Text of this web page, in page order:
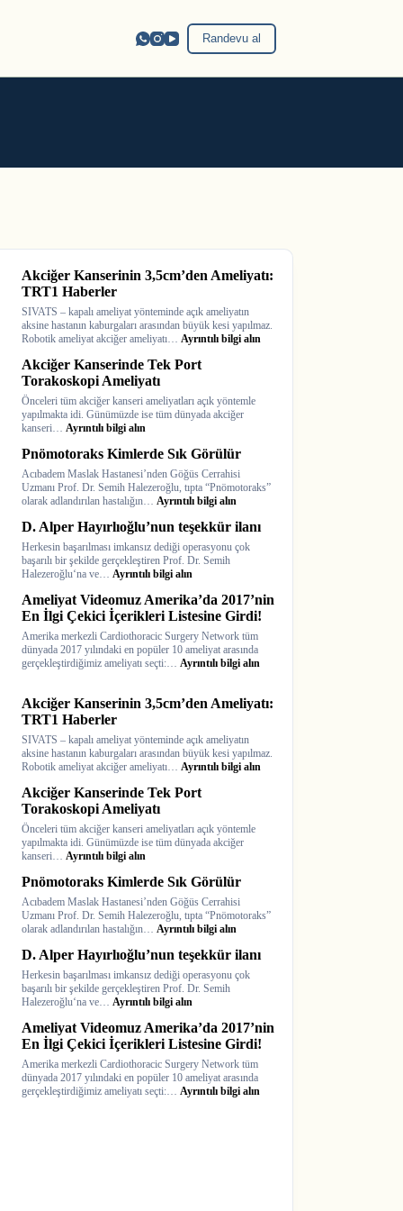
Randevu al
Akciğer Kanserinin 3,5cm’den Ameliyatı:
TRT1 Haberler
SIVATS – kapalı ameliyat yönteminde açık ameliyatın
aksine hastanın kaburgaları arasından büyük kesi yapılmaz.
Robotik ameliyat akciğer ameliyatı… Ayrıntılı bilgi alın
Akciğer Kanserinde Tek Port
Torakoskopi Ameliyatı
Önceleri tüm akciğer kanseri ameliyatları açık yöntemle
yapılmakta idi. Günümüzde ise tüm dünyada akciğer
kanseri… Ayrıntılı bilgi alın
Kanserinde
Tek
Port
Torakoskopi
Ameliyatı
Pnömotoraks Kimlerde Sık Görülür
Acıbadem Maslak Hastanesi’nden Göğüs Cerrahisi
Uzmanı Prof. Dr. Semih Halezeroğlu, tıpta “Pnömotoraks”
olarak adlandırılan hastalığın… Ayrıntılı bilgi alın
Kimlerde
Sık
Görülür
D. Alper Hayırlıoğlu’nun teşekkür ilanı
Herkesin başarılması imkansız dediği operasyonu çok
başarılı bir şekilde gerçekleştiren Prof. Dr. Semih
Halezeroğlu‘na ve… Ayrıntılı bilgi alın
Alper
Hayırlıoğlu’nun
ilanı
Ameliyat Videomuz Amerika’da 2017’nin
En İlgi Çekici İçerikleri Listesine Girdi!
Amerika merkezli Cardiothoracic Surgery Network tüm
dünyada 2017 yılındaki en popüler 10 ameliyat arasında
gerçekleştirdiğimiz ameliyatı seçti:… Ayrıntılı bilgi alın
Amerika’da
Çekici
İçerikleri
Akciğer Kanserinin 3,5cm’den Ameliyatı:
TRT1 Haberler
SIVATS – kapalı ameliyat yönteminde açık ameliyatın
aksine hastanın kaburgaları arasından büyük kesi yapılmaz.
Robotik ameliyat akciğer ameliyatı… Ayrıntılı bilgi alın
Akciğer Kanserinde Tek Port
Torakoskopi Ameliyatı
Önceleri tüm akciğer kanseri ameliyatları açık yöntemle
yapılmakta idi. Günümüzde ise tüm dünyada akciğer
kanseri… Ayrıntılı bilgi alın
Kanserinde
Tek
Port
Torakoskopi
Ameliyatı
Pnömotoraks Kimlerde Sık Görülür
Acıbadem Maslak Hastanesi’nden Göğüs Cerrahisi
Uzmanı Prof. Dr. Semih Halezeroğlu, tıpta “Pnömotoraks”
olarak adlandırılan hastalığın… Ayrıntılı bilgi alın
Kimlerde
Sık
Görülür
D. Alper Hayırlıoğlu’nun teşekkür ilanı
Herkesin başarılması imkansız dediği operasyonu çok
başarılı bir şekilde gerçekleştiren Prof. Dr. Semih
Halezeroğlu‘na ve… Ayrıntılı bilgi alın
Alper
Hayırlıoğlu’nun
ilanı
Ameliyat Videomuz Amerika’da 2017’nin
En İlgi Çekici İçerikleri Listesine Girdi!
Amerika merkezli Cardiothoracic Surgery Network tüm
dünyada 2017 yılındaki en popüler 10 ameliyat arasında
gerçekleştirdiğimiz ameliyatı seçti:… Ayrıntılı bilgi alın